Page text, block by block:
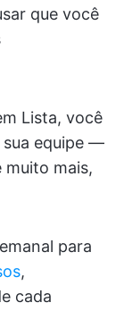
que você
Lista, você
sua equipe —
mais,
para
,
cada